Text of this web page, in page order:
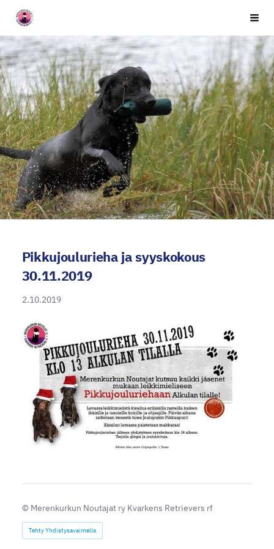
Siirry
sivun
sisältöön
Seuran nimi
Pikkujoulurieha ja syyskokous
30.11.2019
2.10.2019
© Merenkurkun Noutajat ry Kvarkens Retrievers rf
Tehty Yhdistysavaimella